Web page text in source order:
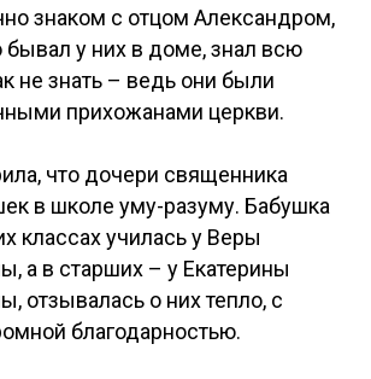
знаком с отцом Александром,
бывал у них в доме, знал всю
не знать – ведь они были
прихожанами церкви.
что дочери священника
в школе уму-разуму. Бабушка
классах училась у Веры
а в старших – у Екатерины
отзывалась о них тепло, с
благодарностью.